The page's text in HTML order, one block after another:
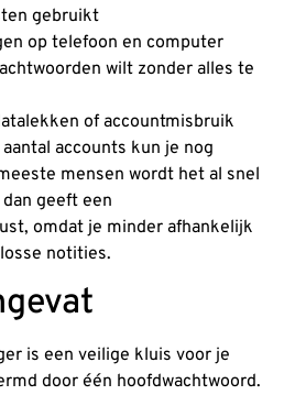
gebruikt
op telefoon en computer
wilt zonder alles te
of accountmisbruik
accounts kun je nog
mensen wordt het al snel
geeft een
omdat je minder afhankelijk
notities.
is een veilige kluis voor je
door één hoofdwachtwoord.